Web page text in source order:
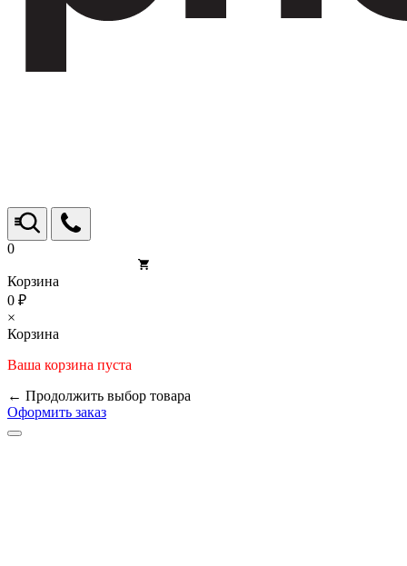
0
Корзина
0 ₽
×
Корзина
Ваша корзина пуста
← Продолжить выбор товара
Оформить заказ